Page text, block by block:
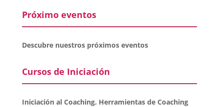
Próximo eventos
Descubre nuestros próximos eventos
Cursos de Iniciación
Iniciación al Coaching. Herramientas de Coaching